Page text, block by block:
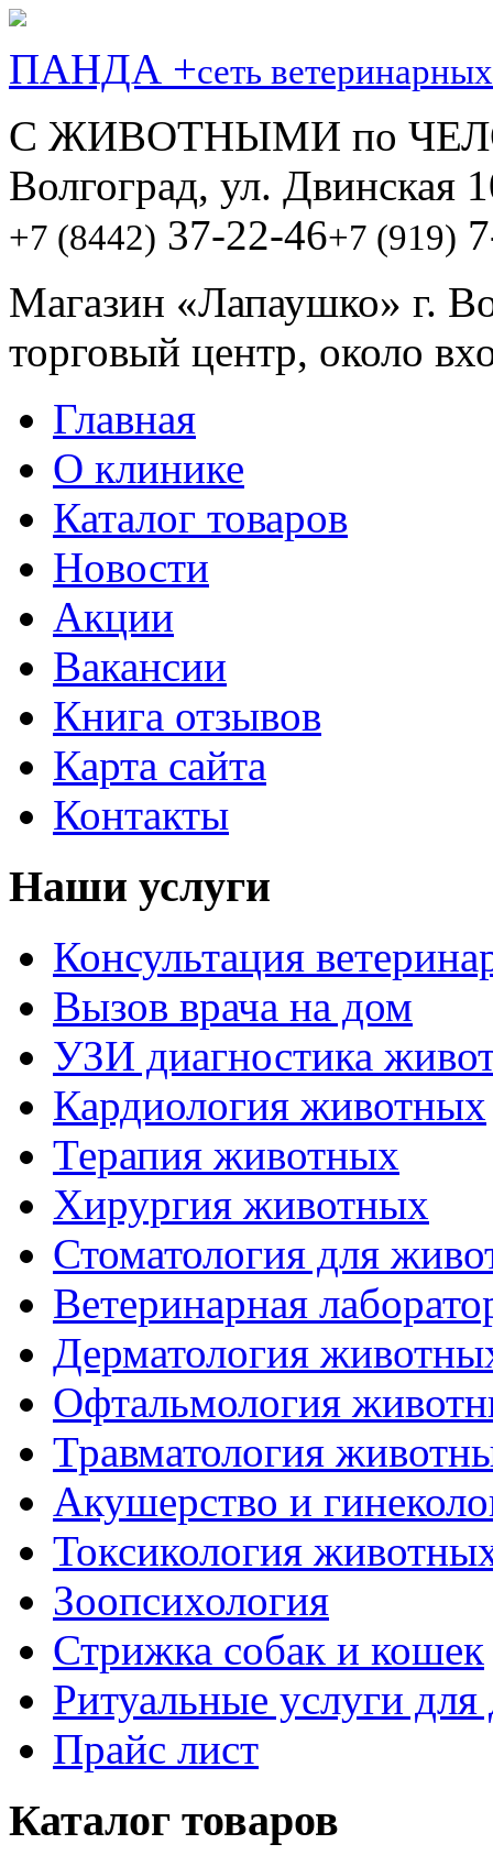
ПАНДА +сеть
С ЖИВОТНЫМИ по
Волгоград, ул. Двинская
+7 (8442) 37-22-46+7 (919)
Магазин «Лапаушко» г.
торговый центр, около
Главная
О клинике
Каталог товаров
Новости
Акции
Вакансии
Книга отзывов
Карта сайта
Контакты
Наши услуги
Консультация
Вызов врача на дом
УЗИ диагностика
Кардиология животных
Терапия животных
Хирургия животных
Стоматология для
Ветеринарная
Дерматология
Офтальмология
Травматология
Акушерство и
Токсикология
Зоопсихология
Стрижка собак и кошек
Ритуальные услуги
Прайс лист
Каталог товаров